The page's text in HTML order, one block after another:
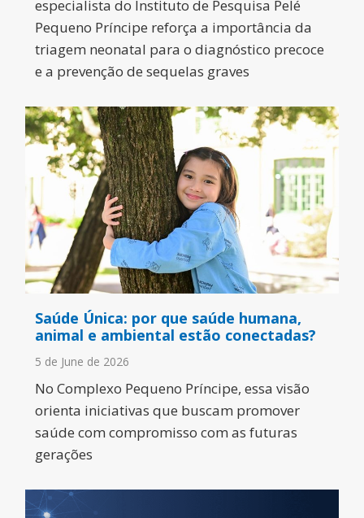
especialista do Instituto de Pesquisa Pelé
Pequeno Príncipe reforça a importância da
triagem neonatal para o diagnóstico precoce
e a prevenção de sequelas graves
Saúde Única: por que saúde humana,
animal e ambiental estão conectadas?
5 de June de 2026
No Complexo Pequeno Príncipe, essa visão
orienta iniciativas que buscam promover
saúde com compromisso com as futuras
gerações